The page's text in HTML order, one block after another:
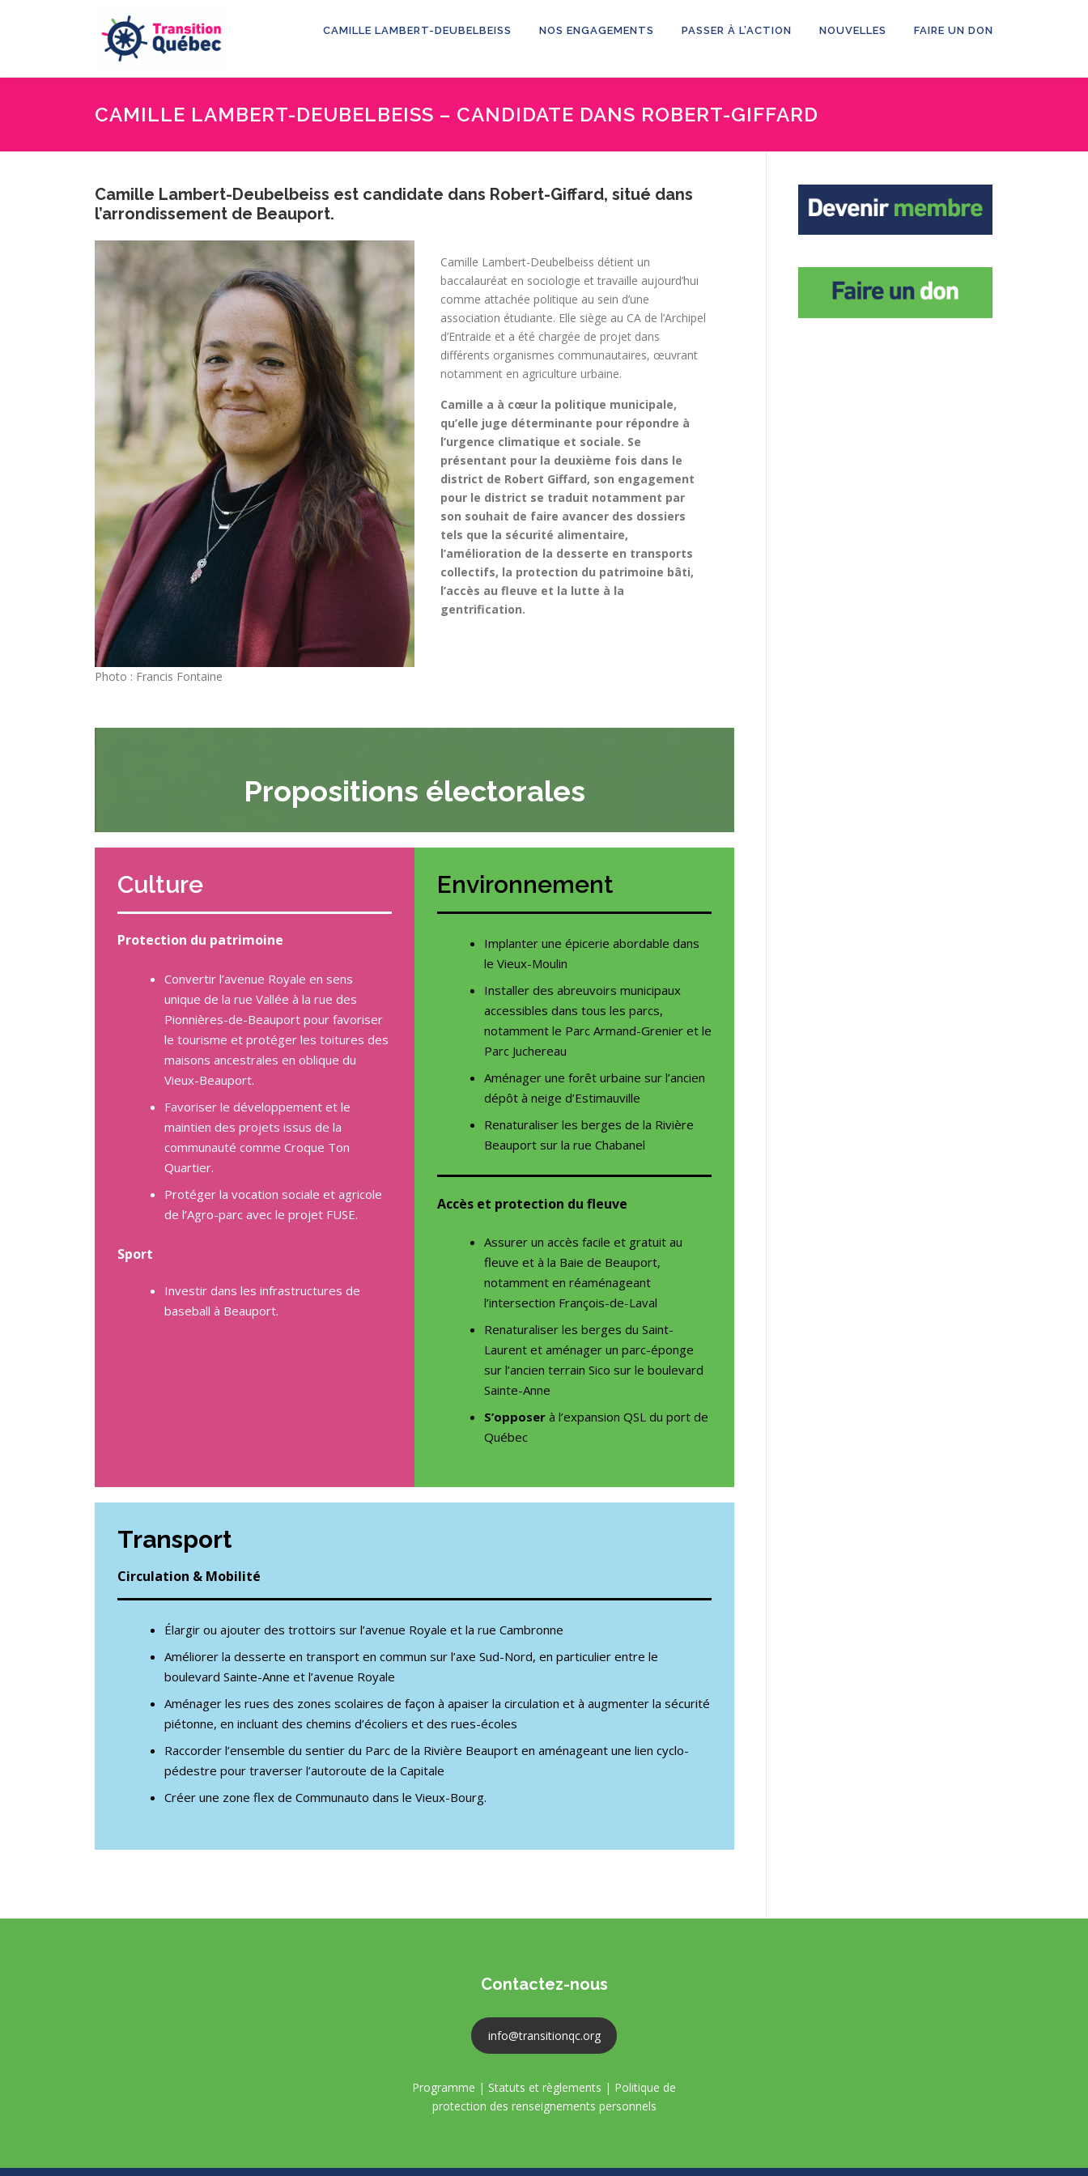
CAMILLE LAMBERT-DEUBELBEISS NOS ENGAGEMENTS PASSER À L’ACTION NOUVELLES FAIRE UN DON
CAMILLE LAMBERT-DEUBELBEISS – CANDIDATE DANS ROBERT-GIFFARD
Camille Lambert-Deubelbeiss est candidate dans Robert-Giffard, situé dans
l’arrondissement de Beauport.
Camille Lambert-Deubelbeiss détient un
baccalauréat en sociologie et travaille aujourd’hui
comme attachée politique au sein d’une
association étudiante. Elle siège au CA de l’Archipel
d’Entraide et a été chargée de projet dans
différents organismes communautaires, œuvrant
notamment en agriculture urbaine.
Camille a à cœur la politique municipale,
qu’elle juge déterminante pour répondre à
l’urgence climatique et sociale. Se
présentant pour la deuxième fois dans le
district de Robert Giffard, son engagement
pour le district se traduit notamment par
son souhait de faire avancer des dossiers
tels que la sécurité alimentaire,
l’amélioration de la desserte en transports
collectifs, la protection du patrimoine bâti,
l’accès au fleuve et la lutte à la
gentrification.
Photo : Francis Fontaine
Propositions électorales
Culture
Protection du patrimoine
Convertir l’avenue Royale en sens
unique de la rue Vallée à la rue des
Pionnières-de-Beauport pour favoriser
le tourisme et protéger les toitures des
maisons ancestrales en oblique du
Vieux-Beauport.
Favoriser le développement et le
maintien des projets issus de la
communauté comme Croque Ton
Quartier.
Protéger la vocation sociale et agricole
de l’Agro-parc avec le projet FUSE.
Sport
Investir dans les infrastructures de
baseball à Beauport.
Environnement
Implanter une épicerie abordable dans
le Vieux-Moulin
Installer des abreuvoirs municipaux
accessibles dans tous les parcs,
notamment le Parc Armand-Grenier et le
Parc Juchereau
Aménager une forêt urbaine sur l’ancien
dépôt à neige d’Estimauville
Renaturaliser les berges de la Rivière
Beauport sur la rue Chabanel
Accès et protection du fleuve
Assurer un accès facile et gratuit au
fleuve et à la Baie de Beauport,
notamment en réaménageant
l’intersection François-de-Laval
Renaturaliser les berges du Saint-
Laurent et aménager un parc-éponge
sur l’ancien terrain Sico sur le boulevard
Sainte-Anne
S’opposerà l’expansion QSL du port de
Québec
Transport
Circulation & Mobilité
Élargir ou ajouter des trottoirs sur l’avenue Royale et la rue Cambronne
Améliorer la desserte en transport en commun sur l’axe Sud-Nord, en particulier entre le
boulevard Sainte-Anne et l’avenue Royale
Aménager les rues des zones scolaires de façon à apaiser la circulation et à augmenter la sécurité
piétonne, en incluant des chemins d’écoliers et des rues-écoles
Raccorder l’ensemble du sentier du Parc de la Rivière Beauport en aménageant une lien cyclo-
pédestre pour traverser l’autoroute de la Capitale
Créer une zone flex de Communauto dans le Vieux-Bourg.
Contactez-nous
info@transitionqc.org
Programme | Statuts et règlements | Politique de
protection des renseignements personnels